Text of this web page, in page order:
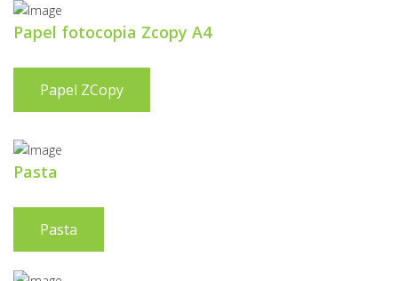
Papel fotocopia Zcopy A4
Papel ZCopy
Pasta
Pasta